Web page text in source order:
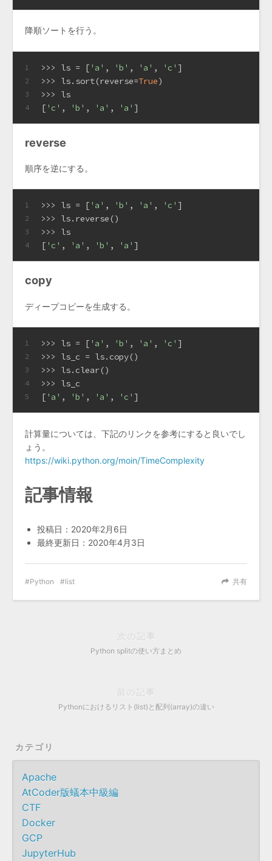
降順ソートを行う。
1
2
3
4
>>> ls = [ 'a' , 'b' , 'a' , 'c' ]
>>> ls.sort(reverse=True)
>>> ls
[ 'c' , 'b' , 'a' , 'a' ]
reverse
順序を逆にする。
1
2
3
4
>>> ls = [ 'a' , 'b' , 'a' , 'c' ]
>>> ls.reverse()
>>> ls
[ 'c' , 'a' , 'b' , 'a' ]
copy
ディープコピーを生成する。
1
2
3
4
5
>>> ls = [ 'a' , 'b' , 'a' , 'c' ]
>>> ls_c = ls.copy()
>>> ls.clear()
>>> ls_c
[ 'a' , 'b' , 'a' , 'c' ]
計算量については、下記のリンクを参考にすると良いでし
ょう。
https://wiki.python.org/moin/TimeComplexity
記事情報
投稿日：2020年2月6日
最終更新日：2020年4月3日
共有
Python list
次の記事
Python splitの使い方まとめ
前の記事
Pythonにおけるリスト(list)と配列(array)の違い
カテゴリ
Apache
AtCoder版蟻本中級編
CTF
Docker
GCP
JupyterHub